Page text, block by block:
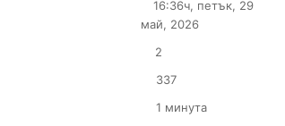
email
16:36ч, петък, 29
май, 2026
2
337
1 минута